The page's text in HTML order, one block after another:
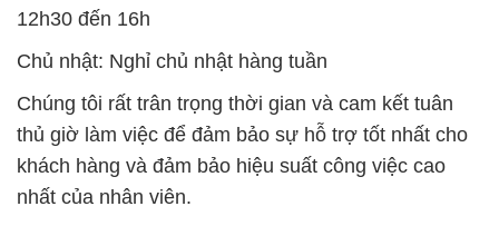
12h30 đến 16h
Chủ nhật: Nghỉ chủ nhật hàng tuần
Chúng tôi rất trân trọng thời gian và cam kết tuân
thủ giờ làm việc để đảm bảo sự hỗ trợ tốt nhất cho
khách hàng và đảm bảo hiệu suất công việc cao
nhất của nhân viên.